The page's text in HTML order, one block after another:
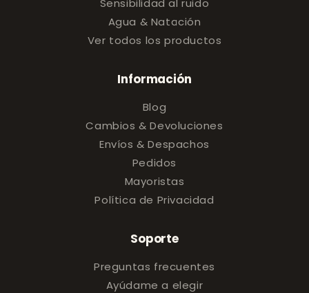
Sensibilidad al ruido
Agua & Natación
Ver todos los productos
Información
Blog
Cambios & Devoluciones
Envíos & Despachos
Pedidos
Mayoristas
Política de Privacidad
Soporte
Preguntas frecuentes
Ayúdame a elegir